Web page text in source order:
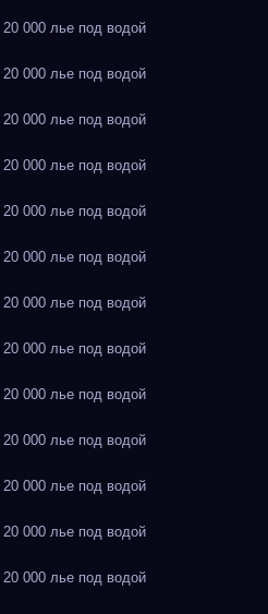
000 лье под водой
000 лье под водой
000 лье под водой
000 лье под водой
000 лье под водой
000 лье под водой
000 лье под водой
000 лье под водой
000 лье под водой
000 лье под водой
000 лье под водой
000 лье под водой
000 лье под водой